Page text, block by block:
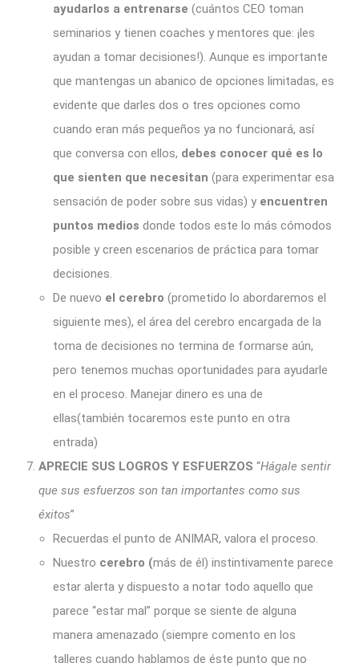
ayudarlos a entrenarse (cuántos CEO toman
seminarios y tienen coaches y mentores que: ¡les
ayudan a tomar decisiones!). Aunque es importante
que mantengas un abanico de opciones limitadas, es
evidente que darles dos o tres opciones como
cuando eran más pequeños ya no funcionará, así
que conversa con ellos, debes conocer qué es lo
que sienten que necesitan (para experimentar esa
sensación de poder sobre sus vidas) y encuentren
puntos medios donde todos este lo más cómodos
posible y creen escenarios de práctica para tomar
decisiones.
De nuevo el cerebro (prometido lo abordaremos el
siguiente mes), el área del cerebro encargada de la
toma de decisiones no termina de formarse aún,
pero tenemos muchas oportunidades para ayudarle
en el proceso. Manejar dinero es una de
ellas(también tocaremos este punto en otra
entrada)
APRECIE SUS LOGROS Y ESFUERZOS “Hágale sentir
que sus esfuerzos son tan importantes como sus
éxitos”
Recuerdas el punto de ANIMAR, valora el proceso.
Nuestro cerebro (más de él) instintivamente parece
estar alerta y dispuesto a notar todo aquello que
parece “estar mal” porque se siente de alguna
manera amenazado (siempre comento en los
talleres cuando hablamos de éste punto que no